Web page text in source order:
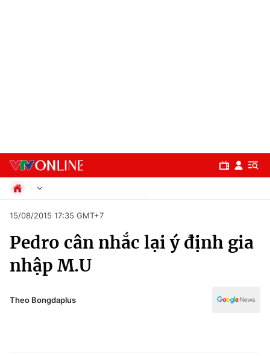
Chuyên mục
Chính trị
Xã hội
Pháp luật
Thể thao
Văn hóa - Giải trí
15/08/2015 17:35 GMT+7
Pedro cân nhắc lại ý định gia
nhập M.U
Theo Bongdaplus